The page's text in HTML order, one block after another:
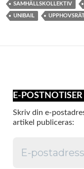
SAMHÄLLSKOLLEKTIV
UNIBAIL
E-POSTNOTISER
Skriv din e-
artikel publiceras: